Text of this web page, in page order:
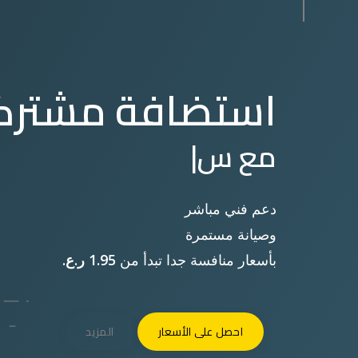
استضافة
معسعا
دعم فني مباشر
وصيانة مستمرة
بأسعار منافسة جدا تبدأ من 1.95 ر.ع.
احصل على الأسعار المزيد
احجز
اسم النطاق